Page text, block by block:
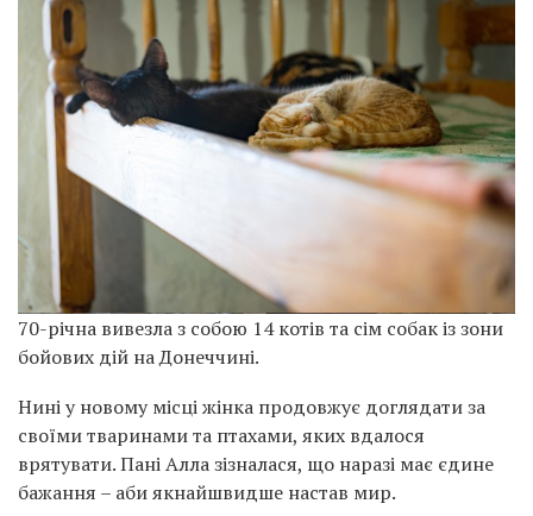
70-річна вивезла з собою 14 котів та сім собак із зони
бойових дій на Донеччині.
Нині у новому місці жінка продовжує доглядати за
своїми тваринами та птахами, яких вдалося
врятувати. Пані Алла зізналася, що наразі має єдине
бажання – аби якнайшвидше настав мир.